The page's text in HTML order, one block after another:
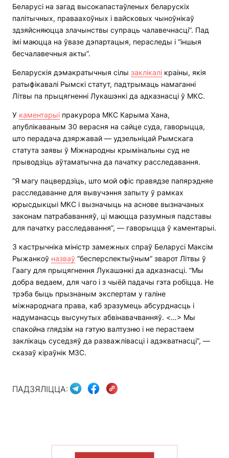
Беларусі на загад высокапастаўленых беларускіх
палітычных, праваахоўных і вайсковых чыноўнікаў
здзяйсняюцца злачынствы супраць чалавечнасці”. Пад
імі маюцца на ўвазе дэпартацыя, пераследы і “іншыя
бесчалавечныя акты”.
Беларускія дэмакратычныя сілы заклікалі краіны, якія
ратыфікавалі Рымскі статут, падтрымаць намаганні
Літвы па прыцягненні Лукашэнкі да адказнасці ў МКС.
У каментарыі пракурора МКС Карыма Хана,
апублікаваным 30 верасня на сайце суда, гаворыцца,
што перадача дзяржавай — удзельніцай Рымскага
статута заявы ў Міжнародны крымінальны суд не
прыводзіць аўтаматычна да пачатку расследавання.
“Я магу пацвердзіць, што мой офіс правядзе папярэдняе
расследаванне для вывучэння запыту ў рамках
юрысдыкцыі МКС і вызначыць на аснове вызначаных
законам патрабаванняў, ці маюцца разумныя падставы
для пачатку расследавання”, — гаворыцца ў каментарыі.
3 кастрычніка міністр замежных спраў Беларусі Максім
Рыжанкоў назваў “бесперспектыўным” зварот Літвы ў
Гаагу для прыцягнення Лукашэнкі да адказнасці. “Мы
добра ведаем, для чаго і з чыёй падачы гэта робіцца. Не
трэба быць прызнаным экспертам у галіне
міжнароднага права, каб зразумець абсурднасць і
надуманасць высунутых абвінавачванняў. <…> Мы
спакойна глядзім на гэтую валтузню і не перастаем
заклікаць суседзяў да разважлівасці і адэкватнасці”, —
сказаў кіраўнік МЗС.
ПАДЗЯЛІЦЦА: